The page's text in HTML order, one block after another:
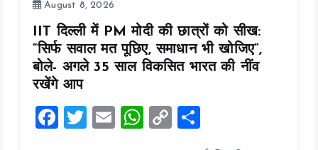
August 8, 2026
IIT दिल्ली में PM मोदी की छात्रों को सीख:
“सिर्फ सवाल मत पूछिए, समाधान भी खोजिए”,
बोले- अगले 35 साल विकसित भारत की नींव
रखेंगे आप
F
T
E
W
C